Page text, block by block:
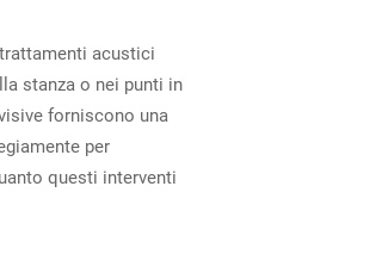
acustici
stanza o nei punti in
forniscono una
per
questi interventi